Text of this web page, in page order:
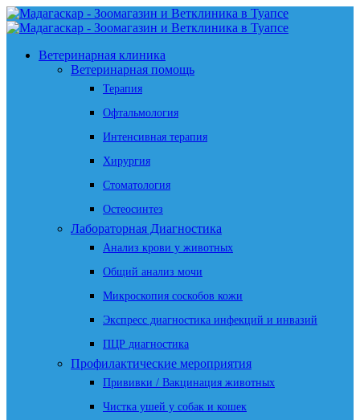
Ветеринарная клиника
Ветеринарная помощь
Терапия
Офтальмология
Интенсивная терапия
Хирургия
Стоматология
Остеосинтез
Лабораторная Диагностика
Анализ крови у животных
Общий анализ мочи
Микроскопия соскобов кожи
Экспресс диагностика инфекций и инвазий
ПЦР диагностика
Профилактические мероприятия
Прививки / Вакцинация животных
Чистка ушей у собак и кошек